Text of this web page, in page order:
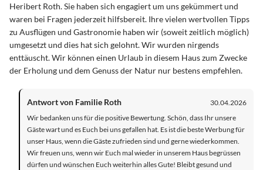
Heribert Roth. Sie haben sich engagiert um uns gekümmert und
waren bei Fragen jederzeit hilfsbereit. Ihre vielen wertvollen Tipps
zu Ausflügen und Gastronomie haben wir (soweit zeitlich möglich)
umgesetzt und dies hat sich gelohnt. Wir wurden nirgends
enttäuscht. Wir können einen Urlaub in diesem Haus zum Zwecke
der Erholung und dem Genuss der Natur nur bestens empfehlen.
Antwort von Familie Roth
30.04.2026
Wir bedanken uns für die positive Bewertung. Schön, dass Ihr unsere
Gäste wart und es Euch bei uns gefallen hat. Es ist die beste Werbung für
unser Haus, wenn die Gäste zufrieden sind und gerne wiederkommen.
Wir freuen uns, wenn wir Euch mal wieder in unserem Haus begrüssen
dürfen und wünschen Euch weiterhin alles Gute! Bleibt gesund und